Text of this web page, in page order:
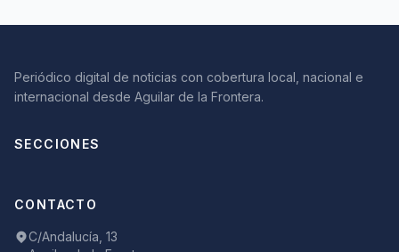
Periódico digital de noticias con cobertura local, nacional e
internacional desde Aguilar de la Frontera.
SECCIONES
CONTACTO
C/Andalucía, 13